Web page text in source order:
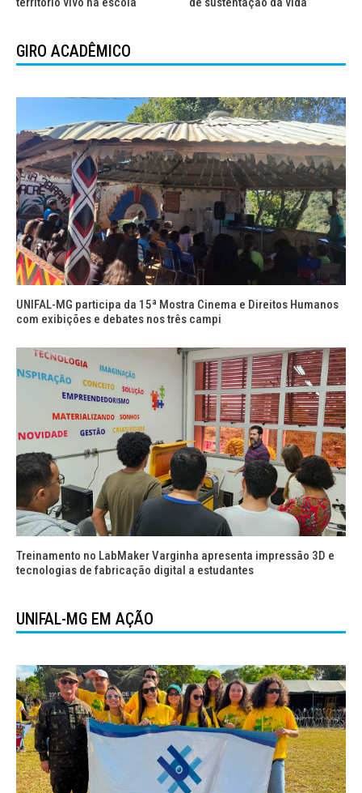
GIRO ACADÊMICO
UNIFAL-MG participa da 15ª Mostra Cinema e Direitos Humanos
com exibições e debates nos três campi
Treinamento no LabMaker Varginha apresenta impressão 3D e
tecnologias de fabricação digital a estudantes
UNIFAL-MG EM AÇÃO